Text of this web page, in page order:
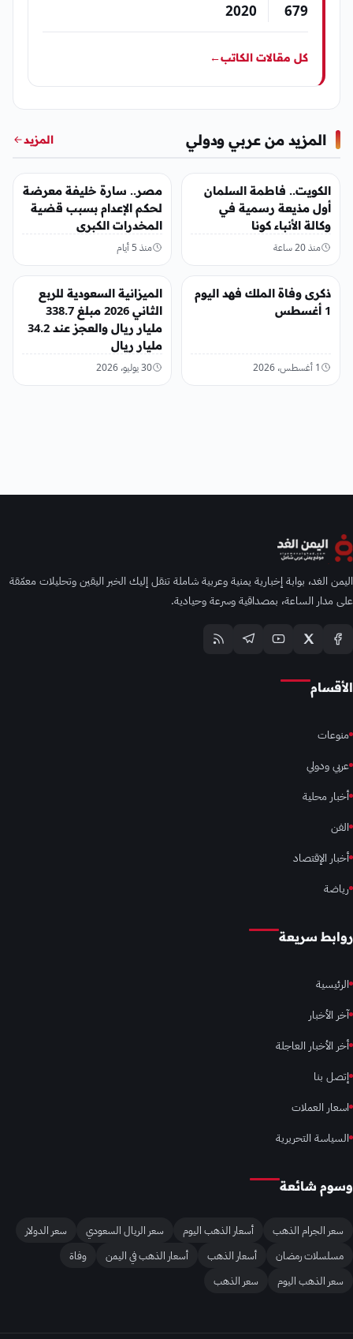
679
2020
كل مقالات الكاتب←
المزيد من عربي ودولي المزيد
الكويت.. فاطمة السلمان
أول مذيعة رسمية في
وكالة الأنباء كونا
منذ 20 ساعة
مصر.. سارة خليفة معرضة
لحكم الإعدام بسبب قضية
المخدرات الكبرى
منذ 5 أيام
عربي ودولي
ذكرى وفاة الملك فهد اليوم
1 أغسطس
1 أغسطس، 2026
عربي ودولي
الميزانية السعودية للربع
الثاني 2026 مبلغ 338.7
مليار ريال والعجز عند 34.2
مليار ريال
30 يوليو، 2026
اليمن الغد، بوابة إخبارية يمنية وعربية شاملة تنقل إليك الخبر اليقين وتحليلات معمّقة
على مدار الساعة، بمصداقية وسرعة وحيادية.
الأقسام
منوعات
عربي ودولي
أخبار محلية
الفن
أخبار الإقتصاد
رياضة
روابط سريعة
الرئيسية
آخر الأخبار
أخر الأخبار العاجلة
إتصل بنا
اسعار العملات
السياسة التحريرية
وسوم شائعة
سعر الجرام الذهب أسعار الذهب اليوم سعر الريال السعودي
سعر الدولار
مسلسلات رمضان
أسعار الذهب أسعار الذهب في اليمن
وفاة
سعر الذهب اليوم
سعر الذهب